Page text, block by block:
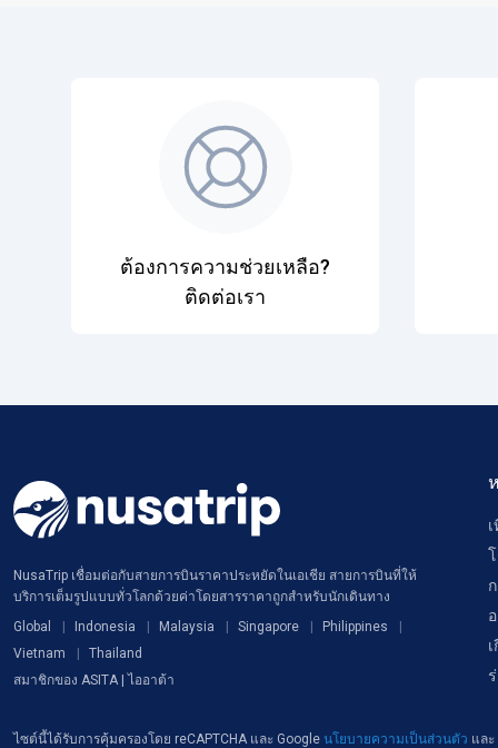
ต้องการความช่วยเหลือ?
ติดต่อเรา
NusaTrip เชื่อมต่อกับสายการบินราคาประหยัดในเอเชีย สายการบินที่ให้
บริการเต็มรูปแบบทั่วโลกด้วยค่าโดยสารราคาถูกสำหรับนักเดินทาง
Global
Indonesia Malaysia Singapore
Philippines
Vietnam
Thailand
สมาชิกของ ASITA | ไออาต้า
ไซต์นี้ได้รับการคุ้มครองโดย reCAPTCHA และ Google นโยบายความเป็นส่วนตัว และ